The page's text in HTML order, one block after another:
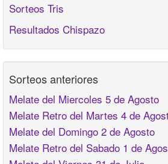
Sorteos Tris
Resultados Chispazo
Sorteos anteriores
Melate del Miercoles 5 de Agosto
Melate Retro del Martes 4 de
Melate del Domingo 2 de Agosto
Melate Retro del Sabado 1 de